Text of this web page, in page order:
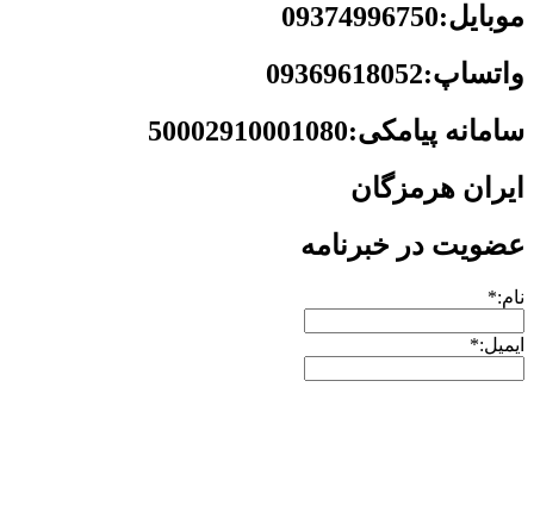
موبایل:09374996750
واتساپ:09369618052
سامانه پیامکی:50002910001080
ایران هرمزگان
عضویت در خبرنامه
نام:*
ایمیل:*